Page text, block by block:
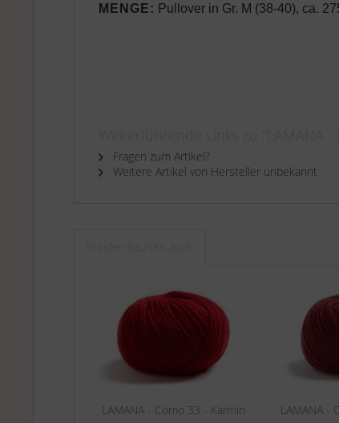
MENGE: Pullover in Gr. M (38-40), ca.
Fragen zum Artikel?
Weitere Artikel von Hersteller unbekannt
LAMANA - Como 33 - Karmin LAMANA -